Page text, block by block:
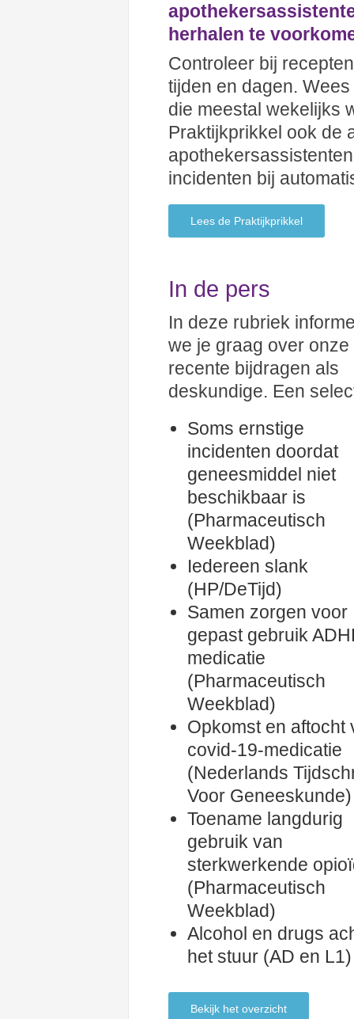
herhalen te
Controleer bij
tijden en dagen.
die meestal wekelijks
Praktijkprikkel ook de
incidenten bij
Lees de Praktijkprikkel
In de pers
In deze rubriek
we je graag over onze
recente bijdragen als
deskundige. Een
Soms ernstige
incidenten doordat
geneesmiddel niet
beschikbaar is
(Pharmaceutisch
Weekblad)
Iedereen slank
(HP/DeTijd)
Samen zorgen voor
gepast gebruik
medicatie
(Pharmaceutisch
Weekblad)
Opkomst en aftocht
covid-19-medicatie
(Nederlands
Voor Geneeskunde)
Toename langdurig
gebruik van
sterkwerkende
(Pharmaceutisch
Weekblad)
Alcohol en drugs
het stuur (AD en L1)
Bekijk het overzicht